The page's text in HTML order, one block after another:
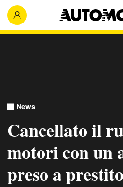
News
Cancellato il
motori con un
preso a